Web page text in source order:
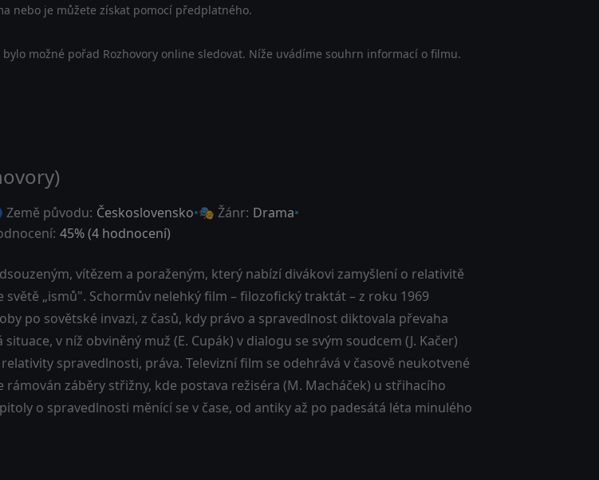
nebo je můžete získat pomocí předplatného.
možné pořad Rozhovory online sledovat. Níže uvádíme souhrn informací o filmu.
Země původu: Československo 🎭 Žánr: Drama
45% (4 hodnocení)
vítězem a poraženým, který nabízí divákovi zamyšlení o relativitě
světě „ismů". Schormův nelehký film – filozofický traktát – z roku 1969
po sovětské invazi, z časů, kdy právo a spravedlnost diktovala převaha
v níž obviněný muž (E. Cupák) v dialogu se svým soudcem (J. Kačer)
spravedlnosti, práva. Televizní film se odehrává v časově neukotvené
záběry střižny, kde postava režiséra (M. Macháček) u střihacího
o spravedlnosti měnící se v čase, od antiky až po padesátá léta minulého